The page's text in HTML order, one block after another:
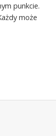
punkcie.
może